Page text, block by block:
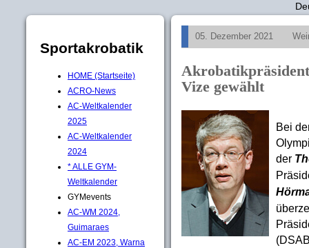
Sportakrobatik
HOME (Startseite)
ACRO-News
AC-Weltkalender
2025
AC-Weltkalender
2024
* ALLE GYM-
Weltkalender
GYMevents
AC-WM 2024,
Guimaraes
AC-EM 2023, Warna
05. Dezember 2021
Vize gewählt
Bei
der